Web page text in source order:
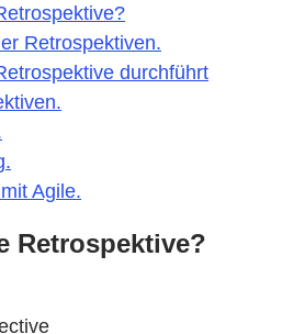
Retrospektiven.
durchführt
Agile.
Retrospektive?